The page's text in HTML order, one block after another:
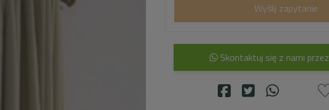
Wyślij zapytanie
Skontaktuj się z nami przez